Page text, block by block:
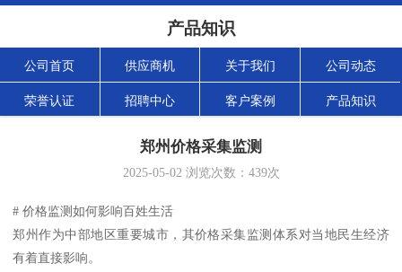
产品知识
公司首页 供应商机 关于我们 公司动态
荣誉认证 招聘中心 客户案例 产品知识
郑州价格采集监测
2025-05-02浏览次数： 439次
# 价格监测如何影响百姓生活
郑州作为中部地区重要城市，其价格采集监测体系对当地民生经济
有着直接影响。